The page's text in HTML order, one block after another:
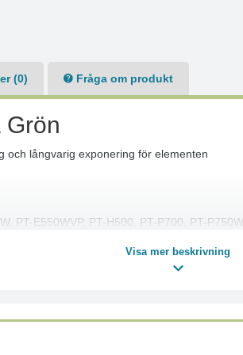
(0) Fråga om produkt
Grön
och långvarig exponering för elementen
PT-E550WVP, PT-H500, PT-P700, PT-
Visa mer beskrivning